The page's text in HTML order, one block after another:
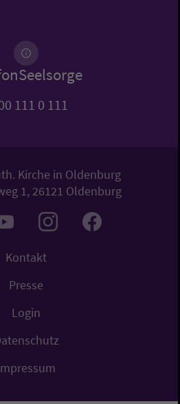
111 0 111
Kirche in Oldenburg
1, 26121 Oldenburg
Kontakt
Presse
Login